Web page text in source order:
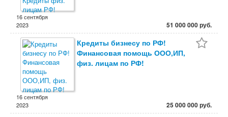
16 сентября
2023
51 000 000 руб.
Кредиты бизнесу по РФ!
Финансовая помощь ООО,ИП,
физ. лицам по РФ!
16 сентября
2023
25 000 000 руб.